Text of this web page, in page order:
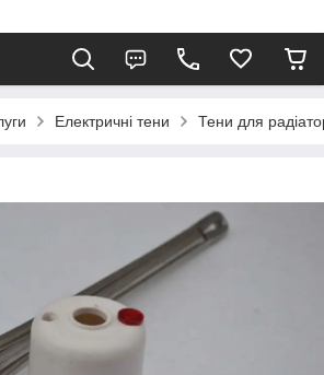
Електричні тени Тени для